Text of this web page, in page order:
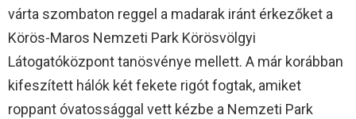
várta szombaton reggel a madarak iránt érkezőket a
Körös-Maros Nemzeti Park Körösvölgyi
Látogatóközpont tanösvénye mellett. A már korábban
kifeszített hálók két fekete rigót fogtak, amiket
roppant óvatossággal vett kézbe a Nemzeti Park